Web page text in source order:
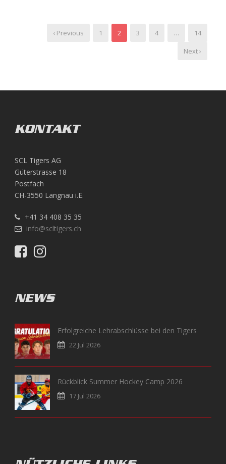
‹ Previous 1 2 3 4 …
14
Next ›
KONTAKT
SCL Tigers AG
Güterstrasse 18
Postfach
CH-3550 Langnau i.E.
+41 34 408 35 35
info@scltigers.ch
NEWS
Erfolgreiche Lehrabschlüsse bei den Tigers
22 Jul 2026
Rückblick Summer Hockey Camp 2026
17 Jul 2026